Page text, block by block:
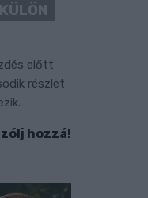
előtt
részlet
hozzá!